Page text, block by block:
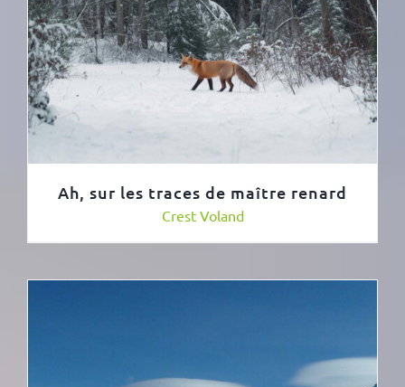
Ah, sur les traces de maître renard
Crest Voland